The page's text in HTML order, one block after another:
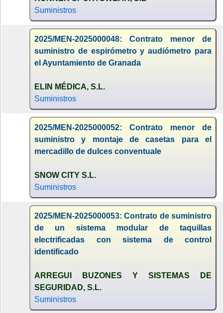
Suministros
2025/MEN-2025000048: Contrato menor de
suministro de espirómetro y audiómetro para
el Ayuntamiento de Granada
ELIN MÉDICA, S.L.
Suministros
2025/MEN-2025000052: Contrato menor de
suministro y montaje de casetas para el
mercadillo de dulces conventuale
SNOW CITY S.L.
Suministros
2025/MEN-2025000053: Contrato de suministro
de un sistema modular de taquillas
electrificadas con sistema de control
identificado
ARREGUI BUZONES Y SISTEMAS DE
SEGURIDAD, S.L.
Suministros